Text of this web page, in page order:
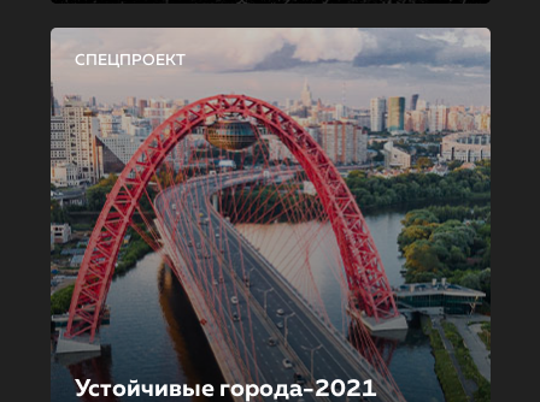
СПЕЦПРОЕКТ
Устойчивые города-2021